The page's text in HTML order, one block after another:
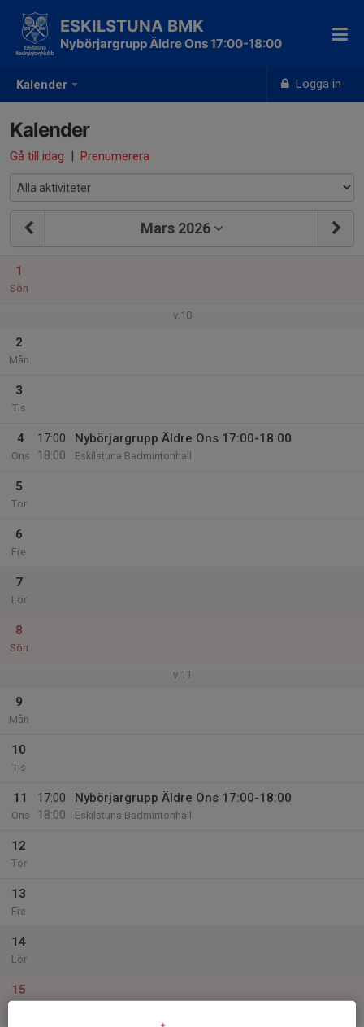
Kalender Logga in
ESKILSTUNA BMK
Nybörjargrupp Äldre Ons 17:00-18:00
Kalender
Gå till idag | Prenumerera
Mars 2026
1
Sön
v.10
2
Mån
3
Tis
4
Ons
17:00
18:00
Nybörjargrupp Äldre Ons 17:00-18:00
Eskilstuna Badmintonhall
5
Tor
6
Fre
7
Lör
8
Sön
v.11
9
Mån
10
Tis
11
Ons
17:00
18:00
Nybörjargrupp Äldre Ons 17:00-18:00
Eskilstuna Badmintonhall
12
Tor
13
Fre
14
Lör
15